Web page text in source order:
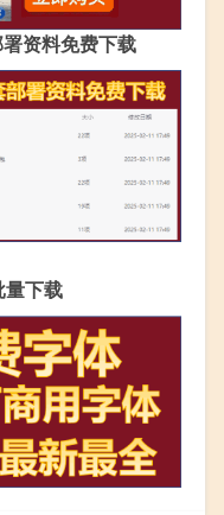
资料免费下载
量下载